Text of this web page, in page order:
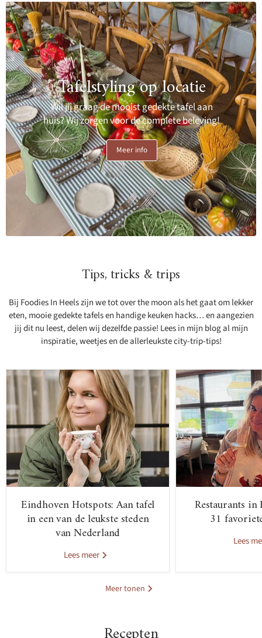
Tafelstyling op locatie
Wil jij graag de mooist gedekte tafel aan
huis? Wij zorgen voor de complete beleving!
Meer info
Tips, tricks & trips
Bij Foodies In Heels zijn we tot over the moon als het gaat om lekker
eten, mooie gedekte tafels en handige keuken hacks… en aangezien
jij dit nu leest, delen wij dezelfde passie! Lees in mijn blog al mijn
inspiratie, weetjes en de allerleukste city-trip-tips!
Eindhoven Hotspots: Aan tafel
in een van de leukste steden
van Nederland
Lees meer
Restaurants
31
Lees
Meer tonen